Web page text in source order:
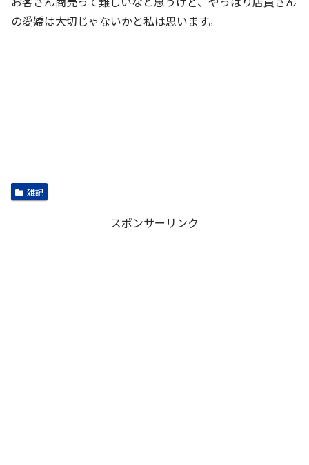
の愛嬌は大切じゃないかと私は思います。
雑記
スポンサーリンク